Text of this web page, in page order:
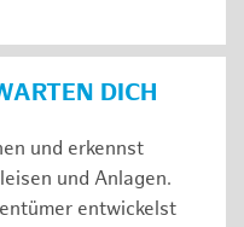
DICH
und erkennst
und Anlagen.
entwickelst